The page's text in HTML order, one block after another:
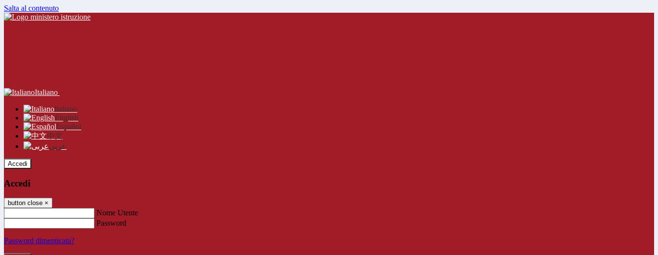
Salta al contenuto
Italiano
Italiano
English
Español
中文
عربى
Accedi
Accedi
button close ×
Nome Utente
Password
Password dimenticata?